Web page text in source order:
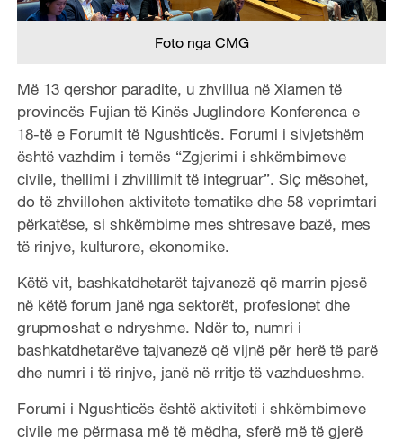
Foto nga CMG
Më 13 qershor paradite, u zhvillua në Xiamen të
provincës Fujian të Kinës Juglindore Konferenca e
18-të e Forumit të Ngushticës. Forumi i sivjetshëm
është vazhdim i temës “Zgjerimi i shkëmbimeve
civile, thellimi i zhvillimit të integruar”. Siç mësohet,
do të zhvillohen aktivitete tematike dhe 58 veprimtari
përkatëse, si shkëmbime mes shtresave bazë, mes
të rinjve, kulturore, ekonomike.
Këtë vit, bashkatdhetarët tajvanezë që marrin pjesë
në këtë forum janë nga sektorët, profesionet dhe
grupmoshat e ndryshme. Ndër to, numri i
bashkatdhetarëve tajvanezë që vijnë për herë të parë
dhe numri i të rinjve, janë në rritje të vazhdueshme.
Forumi i Ngushticës është aktiviteti i shkëmbimeve
civile me përmasa më të mëdha, sferë më të gjerë